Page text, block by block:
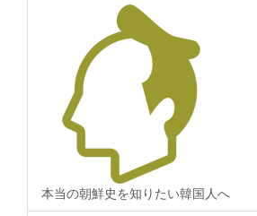
本当の朝鮮史を知りたい韓国人へ